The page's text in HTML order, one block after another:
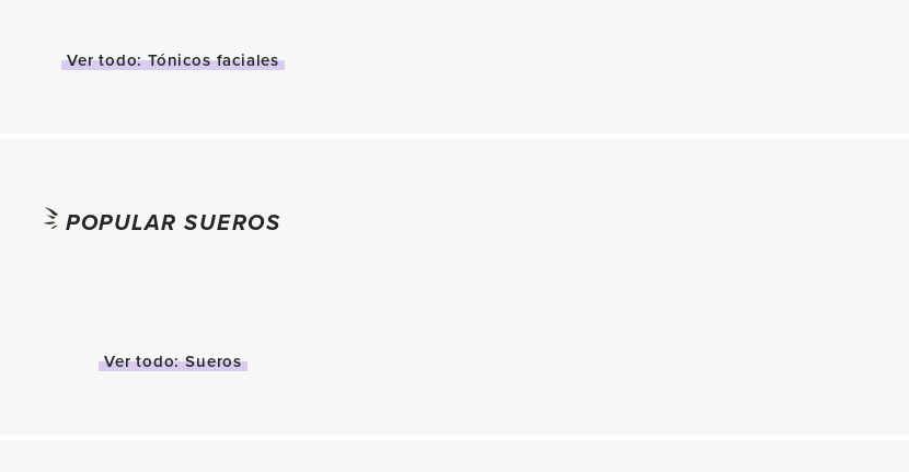
Ver todo: Tónicos faciales
POPULAR SUEROS
Ver todo: Sueros